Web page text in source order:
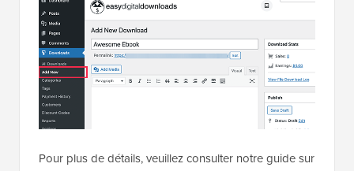
Pour plus de détails, veuillez consulter notre guide sur